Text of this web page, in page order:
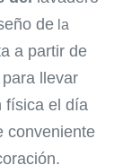
de la
a partir de
llevar
física el día
conveniente